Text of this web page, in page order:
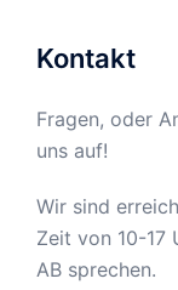
Kontakt
Fragen, oder
uns auf!
Wir sind
Zeit von 10-17
AB sprechen.